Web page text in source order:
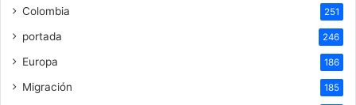
Colombia 251
portada 246
Europa 186
Migración 185